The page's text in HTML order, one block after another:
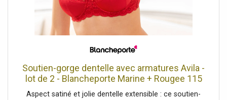
Soutien-gorge dentelle avec armatures Avila -
lot de 2 - Blancheporte Marine + Rougee 115
Unisex
Aspect satiné et jolie dentelle extensible : ce soutien-